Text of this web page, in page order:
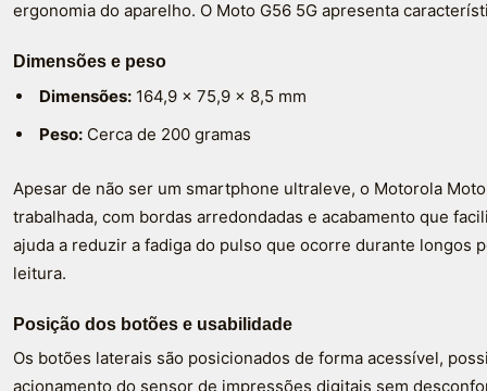
ergonomia do aparelho. O Moto G56 5G apresenta
Dimensões e peso
Dimensões: 164,9 x 75,9 x 8,5 mm
Peso: Cerca de 200 gramas
Apesar de não ser um smartphone ultraleve, o Motorola
trabalhada, com bordas arredondadas e acabamento que
ajuda a reduzir a fadiga do pulso que ocorre durante longos
leitura.
Posição dos botões e usabilidade
Os botões laterais são posicionados de forma acessível,
acionamento do sensor de impressões digitais sem